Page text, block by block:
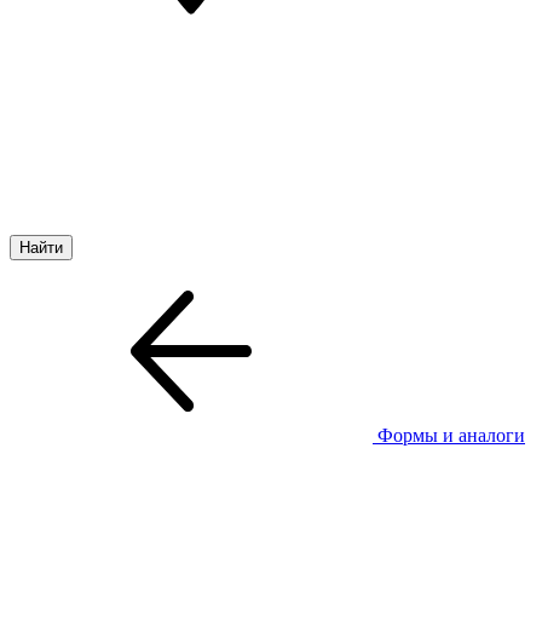
Формы и аналоги